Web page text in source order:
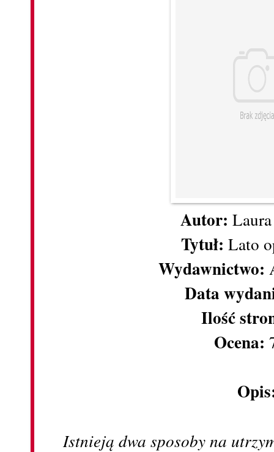
Autor:
Tytuł: Lato
Wydawnictwo:
Data
Ilość
Ocena:
Istnieją dwa sposoby na